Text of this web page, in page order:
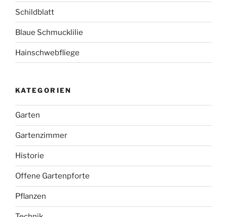
Schildblatt
Blaue Schmucklilie
Hainschwebfliege
KATEGORIEN
Garten
Gartenzimmer
Historie
Offene Gartenpforte
Pflanzen